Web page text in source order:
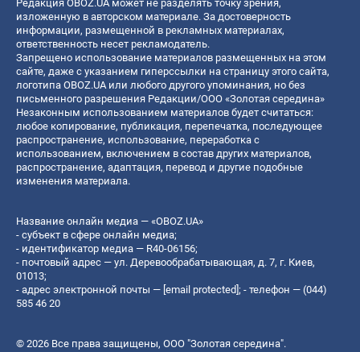
Редакция OBOZ.UA может не разделять точку зрения,
изложенную в авторском материале. За достоверность
информации, размещенной в рекламных материалах,
ответственность несет рекламодатель.
Запрещено использование материалов размещенных на этом
сайте, даже с указанием гиперссылки на страницу этого сайта,
логотипа OBOZ.UA или любого другого упоминания, но без
письменного разрешения Редакции/ООО «Золотая середина»
Незаконным использованием материалов будет считаться:
любое копирование, публикация, перепечатка, последующее
распространение, использование, переработка с
использованием, включением в состав других материалов,
распространение, адаптация, перевод и другие подобные
изменения материала.
Название онлайн медиа — «OBOZ.UA»
- субъект в сфере онлайн медиа;
- идентификатор медиа — R40-06156;
- почтовый адрес — ул. Деревообрабатывающая, д. 7, г. Киев,
01013;
- адрес электронной почты — [email protected]; - телефон — (044)
585 46 20
© 2026 Все права защищены, ООО "Золотая середина".